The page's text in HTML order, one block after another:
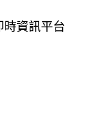
資訊平台